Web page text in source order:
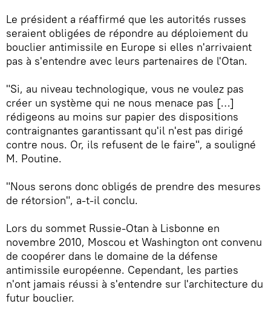
Le président a réaffirmé que les autorités russes
seraient obligées de répondre au déploiement du
bouclier antimissile en Europe si elles n'arrivaient
pas à s'entendre avec leurs partenaires de l'Otan.
"Si, au niveau technologique, vous ne voulez pas
créer un système qui ne nous menace pas […]
rédigeons au moins sur papier des dispositions
contraignantes garantissant qu'il n'est pas dirigé
contre nous. Or, ils refusent de le faire", a souligné
M. Poutine.
"Nous serons donc obligés de prendre des mesures
de rétorsion", a-t-il conclu.
Lors du sommet Russie-Otan à Lisbonne en
novembre 2010, Moscou et Washington ont convenu
de coopérer dans le domaine de la défense
antimissile européenne. Cependant, les parties
n'ont jamais réussi à s'entendre sur l'architecture du
futur bouclier.